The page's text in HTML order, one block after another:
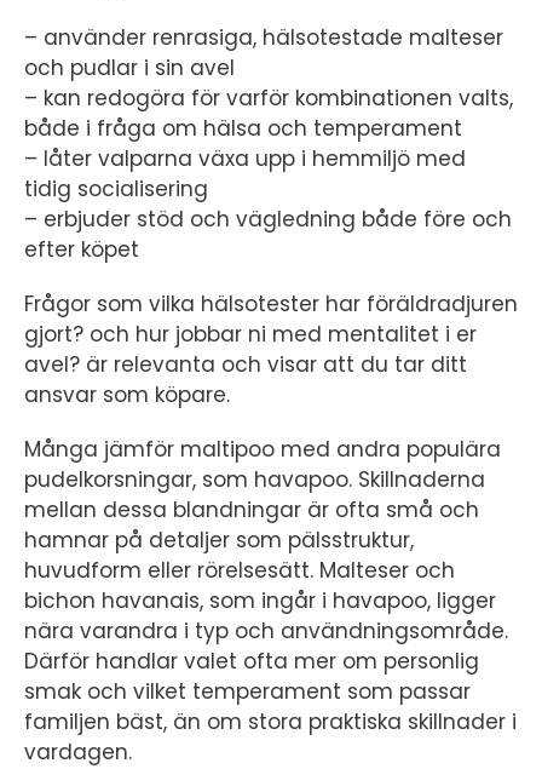
– använder renrasiga, hälsotestade malteser
och pudlar i sin avel
– kan redogöra för varför kombinationen valts,
både i fråga om hälsa och temperament
– låter valparna växa upp i hemmiljö med
tidig socialisering
– erbjuder stöd och vägledning både före och
efter köpet
Frågor som vilka hälsotester har föräldradjuren
gjort? och hur jobbar ni med mentalitet i er
avel? är relevanta och visar att du tar ditt
ansvar som köpare.
Många jämför maltipoo med andra populära
pudelkorsningar, som havapoo. Skillnaderna
mellan dessa blandningar är ofta små och
hamnar på detaljer som pälsstruktur,
huvudform eller rörelsesätt. Malteser och
bichon havanais, som ingår i havapoo, ligger
nära varandra i typ och användningsområde.
Därför handlar valet ofta mer om personlig
smak och vilket temperament som passar
familjen bäst, än om stora praktiska skillnader i
vardagen.